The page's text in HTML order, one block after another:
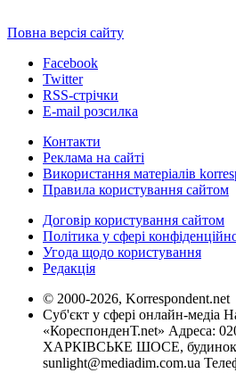
Повна версія сайту
Facebook
Twitter
RSS-стрічки
E-mail розсилка
Контакти
Реклама на сайті
Використання матеріалів
Правила користування сайтом
Договір користування сайтом
Політика у сфері
Угода щодо користування
Редакція
© 2000-2026, Korrespondent.net
Суб'єкт у сфері онлайн-медіа
«КореспонденТ.net» Адреса:
ХАРКІВСЬКЕ ШОСЕ, будинок
sunlight@mediadim.com.ua